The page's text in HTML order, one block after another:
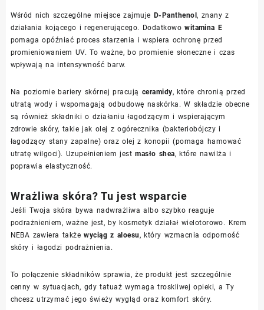
Wśród nich szczególne miejsce zajmuje D-Panthenol, znany z
działania kojącego i regenerującego. Dodatkowowitamina E
pomaga opóźniać proces starzenia i wspiera ochronę przed
promieniowaniem UV. To ważne, bo promienie słoneczne i czas
wpływają na intensywność barw.
Na poziomie bariery skórnej pracują ceramidy, które chronią przed
utratą wody i wspomagają odbudowę naskórka. W składzie obecne
są również składniki o działaniu łagodzącym i wspierającym
zdrowie skóry, takie jak olej z ogórecznika (bakteriobójczy i
łagodzący stany zapalne) oraz olej z konopii (pomaga hamować
utratę wilgoci). Uzupełnieniem jestmasło shea, które nawilża i
poprawia elastyczność.
Wrażliwa skóra? Tu jest wsparcie
Jeśli Twoja skóra bywa nadwrażliwa albo szybko reaguje
podrażnieniem, ważne jest, by kosmetyk działał wielotorowo. Krem
NEBA zawiera takżewyciąg z aloesu , który wzmacnia odporność
skóry i łagodzi podrażnienia.
To połączenie składników sprawia, że produkt jest szczególnie
cenny w sytuacjach, gdy tatuaż wymaga troskliwej opieki, a Ty
chcesz utrzymać jego świeży wygląd oraz komfort skóry.